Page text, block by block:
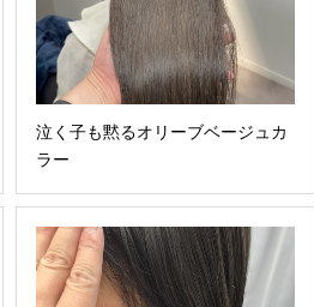
泣く子も黙るオリーブベージュカ
ラー